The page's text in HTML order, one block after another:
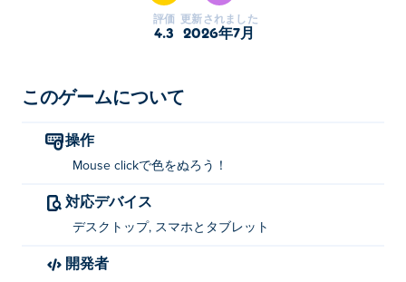
ンから絵を選択するか、ゲームがランダムに選択して驚
かせてください。便利なツールを使用して色付け体験を
ーティストですか?
カラーアーティストの遊び方は？
クリックして色とペイントを適用します。
Color Artist を作成したのは誰ですか?
た。これは彼らの Poki での最初のゲームです!
評価
4.3
更新されました
2026年7月
このゲームについて
操作
Mouse clickで色をぬろう！
対応デバイス
デスクトップ, スマホとタブレット
開発者